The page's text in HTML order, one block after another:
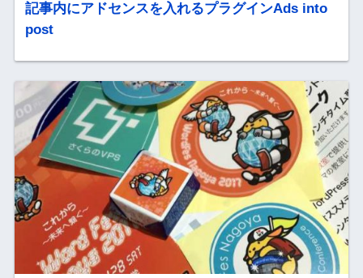
記事内にアドセンスを入れるプラグインAds into
post